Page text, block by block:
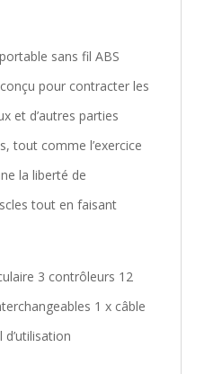
sans fil ABS
pour contracter les
et d’autres parties
tout comme l’exercice
la liberté de
tout en faisant
3 contrôleurs 12
1 x câble